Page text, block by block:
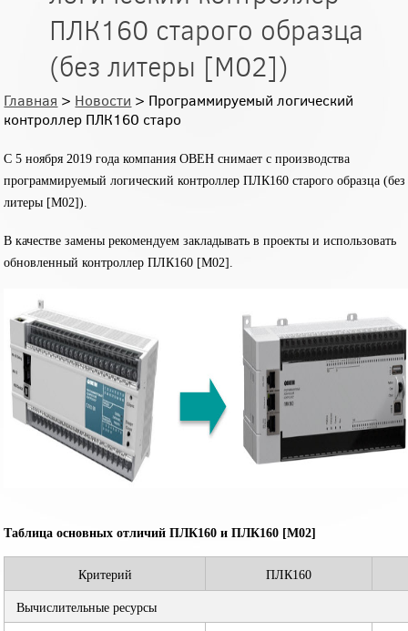
ПЛК160 старого образца
(без литеры [М02])
Главная > Новости > Программируемый логический
контроллер ПЛК160 старо
С 5 ноября 2019 года компания ОВЕН снимает с производства
программируемый логический контроллер ПЛК160 старого образца (без
литеры [М02]).
В качестве замены рекомендуем закладывать в проекты и использовать
обновленный контроллер ПЛК160 [М02].
Таблица основных отличий ПЛК160 и ПЛК160 [М02]
Критерий ПЛК160
Вычислительные ресурсы